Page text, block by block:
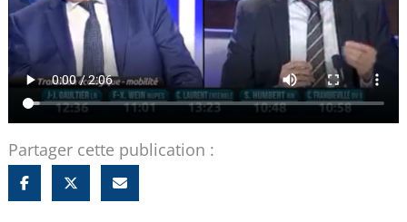
Partager cette publication :